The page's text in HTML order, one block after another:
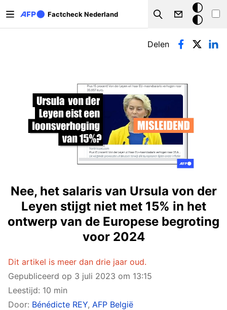
Factcheck Nederland
Search
Donkere
modus
Primaire tabs
Delen
Nee, het salaris van Ursula von der
Leyen stijgt niet met 15% in het
ontwerp van de Europese begroting
voor 2024
Dit artikel is meer dan drie jaar oud.
Gepubliceerd op 3 juli 2023 om 13:15
Leestijd: 10 min
Door: Bénédicte REY, AFP België